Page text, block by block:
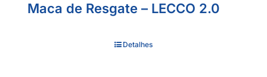
Maca de Resgate – LECCO 2.0
Detalhes